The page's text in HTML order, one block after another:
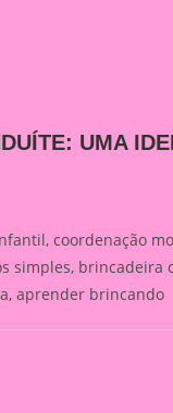
UMA
coordenação
simples, brincadeira
aprender brincando